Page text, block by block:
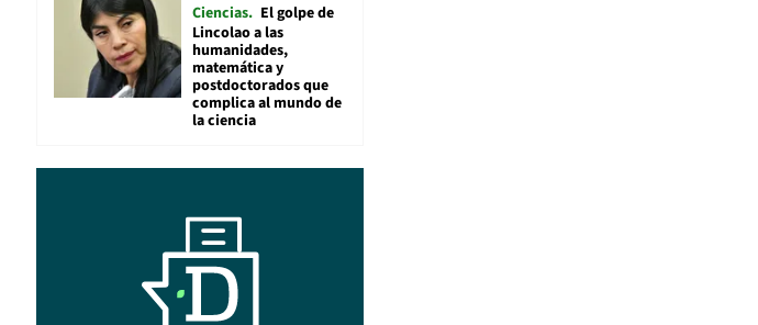
Ciencias El golpe de
Lincolao a las
humanidades,
matemática y
postdoctorados que
complica al mundo de
la ciencia